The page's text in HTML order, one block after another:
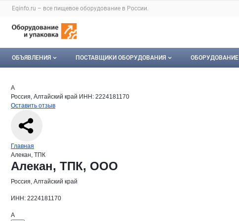
Раздел навигации по сайту eqinfo.ru
Eqinfo.ru – все пищевое оборудование в России.
Авторизация и меню пользователя
Навигация по разделам сайта eqinfo.ru
ОБЪЯВЛЕНИЯ
Мои объявления
ПОСТАВЩИКИ ОБОРУДОВАНИЯ
Каталог компаний
ОБОРУДОВАНИЕ
Страница компании
Страница компании
Краткая информация о компании
А
Россия, Алтайский край ИНН: 2224181170
Оставить отзыв
Навигация по сайту
Главная
Алекан, ТПК
Основная информация о компании
Алекан, ТПК, ООО
Россия, Алтайский край
ИНН: 2224181170
А